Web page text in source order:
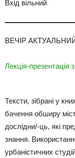
Вхід вільний
ВЕЧІР
Лекція-презентація
Тексти, зібрані у
бачення обширу
дослідни/-ць, які
знання.
урбаністичних